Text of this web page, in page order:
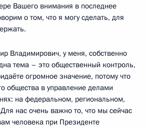
Вашего внимания в последнее
о том, что я могу сделать, для
Владимирович, у меня, собственно
тема – это общественный контроль,
огромное значение, потому что
общества в управление делами
на федеральном, региональном,
нас очень важно то, что мы сейчас
человека при Президенте